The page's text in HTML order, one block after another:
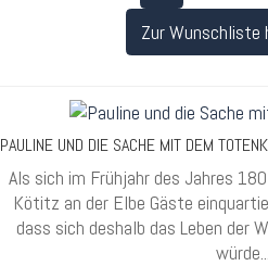
Zur Wunschliste
PAULINE UND DIE SACHE MIT DEM
Als sich im Frühjahr des Jahres
Kötitz an der Elbe Gäste
dass sich deshalb das Leben der
würde...